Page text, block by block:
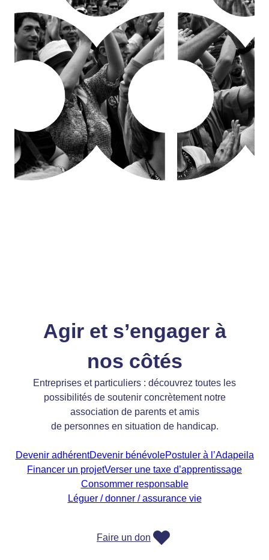
Agir et s’engager à
nos côtés
Entreprises et particuliers : découvrez toutes les
possibilités de soutenir concrètement notre
association de parents et amis
de personnes en situation de handicap.
Devenir adhérentDevenir bénévolePostuler à l’Adapeila
Financer un projetVerser une taxe d’apprentissage
Consommer responsable
Léguer / donner / assurance vie
Faire un don